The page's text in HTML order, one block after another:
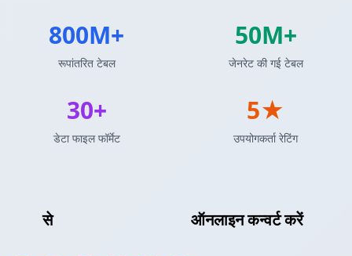
से ऑनलाइन कन्वर्ट करें
800M+
रूपांतरित टेबल
50M+
जेनरेट की गई टेबल
30+
डेटा फाइल फॉर्मेट
5★
उपयोगकर्ता रेटिंग